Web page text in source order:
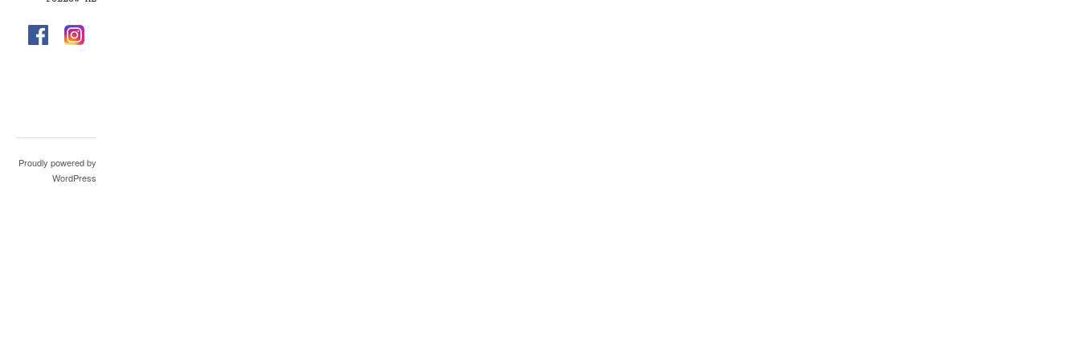
Proudly powered by
WordPress